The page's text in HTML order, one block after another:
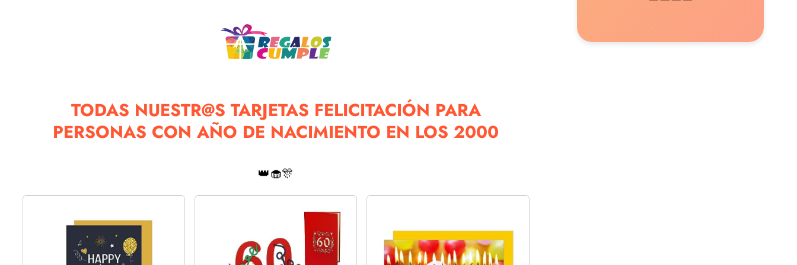
TODAS NUESTR@S TARJETAS FELICITACIÓN PARA
PERSONAS CON AÑO DE NACIMIENTO EN LOS 2000
👑🧁🎊